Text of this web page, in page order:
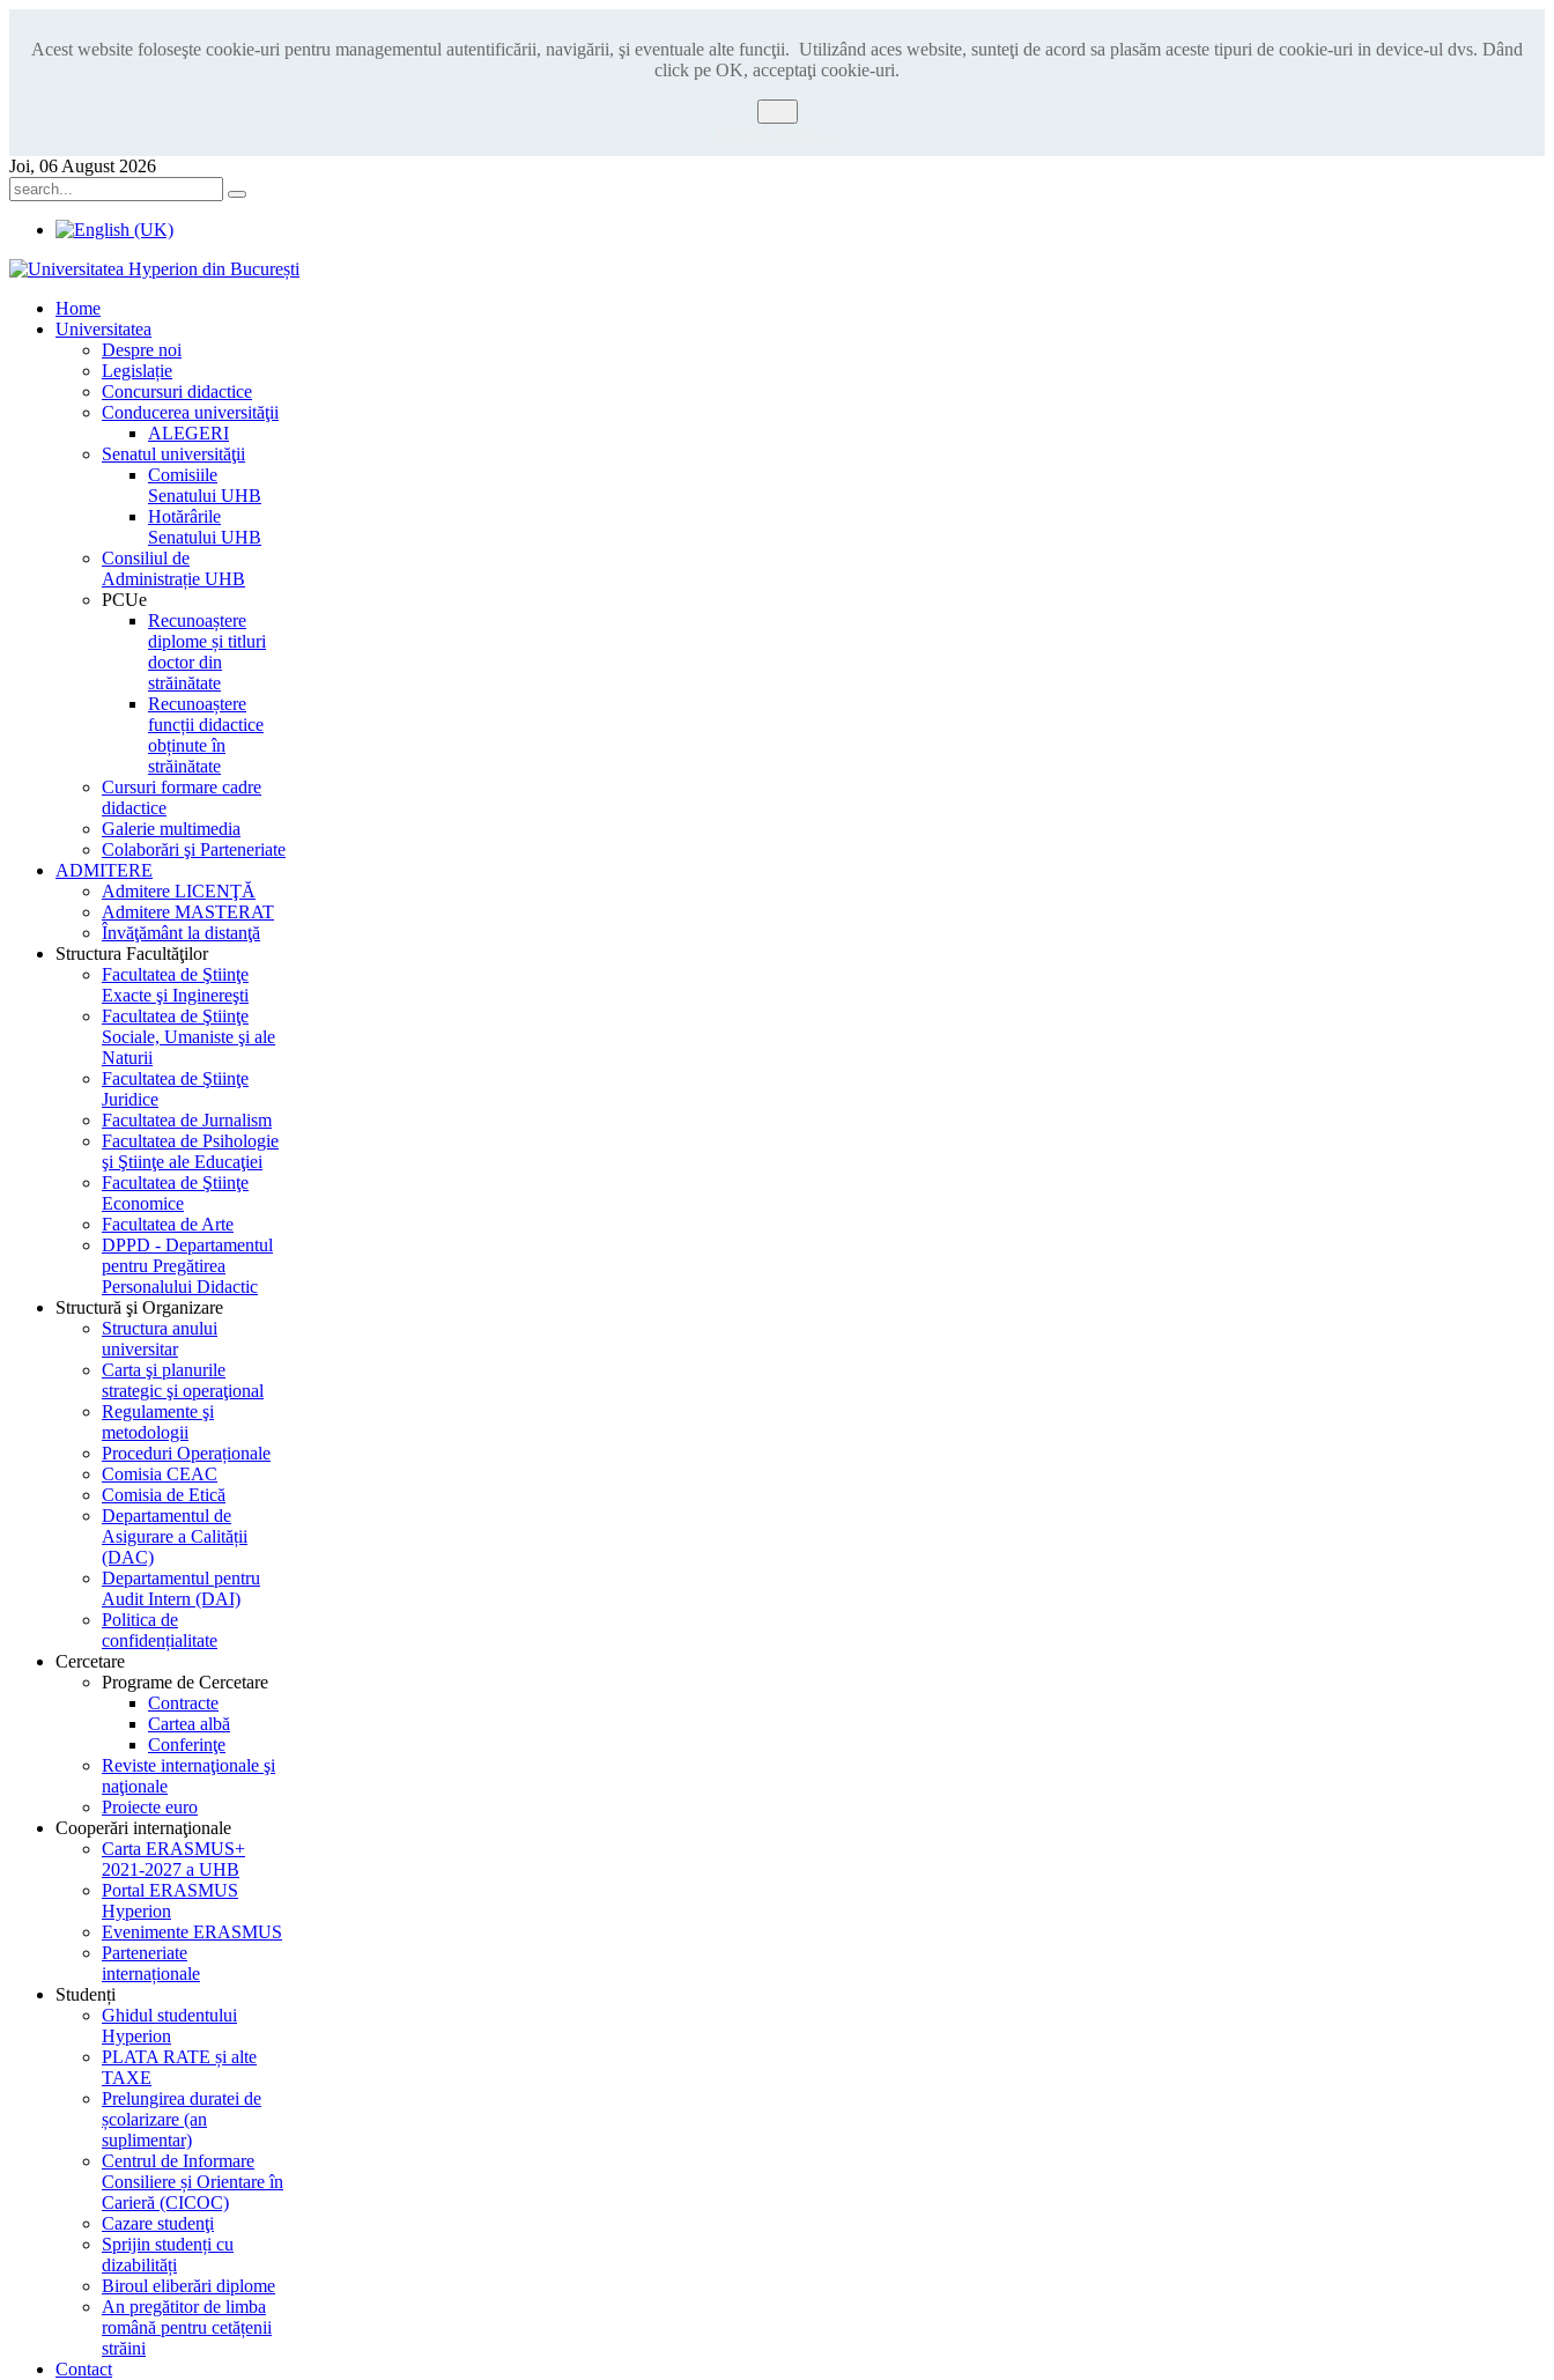
Acest website foloseşte cookie-uri pentru managementul autentificării, navigării, şi eventuale alte funcţii. Utilizând aces website, sunteţi de acord sa plasăm aceste tipuri de cookie-uri in device-ul dvs. Dând
click pe OK, acceptaţi cookie-uri.
Joi, 06 August 2026
Home
Universitatea
Despre noi
Legislație
Concursuri didactice
Conducerea universităţii
ALEGERI
Senatul universităţii
Comisiile
Senatului UHB
Hotărârile
Senatului UHB
Consiliul de
Administrație UHB
PCUe
Recunoaștere
diplome și titluri
doctor din
străinătate
Recunoaștere
funcții didactice
obținute în
străinătate
Cursuri formare cadre
didactice
Galerie multimedia
Colaborări şi Parteneriate
ADMITERE
Admitere LICENŢĂ
Admitere MASTERAT
Învăţământ la distanţă
Structura Facultăţilor
Facultatea de Ştiinţe
Exacte şi Inginereşti
Facultatea de Ştiinţe
Sociale, Umaniste şi ale
Naturii
Facultatea de Ştiinţe
Juridice
Facultatea de Jurnalism
Facultatea de Psihologie
şi Ştiinţe ale Educaţiei
Facultatea de Ştiinţe
Economice
Facultatea de Arte
DPPD - Departamentul
pentru Pregătirea
Personalului Didactic
Structură şi Organizare
Structura anului
universitar
Carta şi planurile
strategic şi operaţional
Regulamente şi
metodologii
Proceduri Operaționale
Comisia CEAC
Comisia de Etică
Departamentul de
Asigurare a Calității
(DAC)
Departamentul pentru
Audit Intern (DAI)
Politica de
confidențialitate
Cercetare
Programe de Cercetare
Contracte
Cartea albă
Conferinţe
Reviste internaţionale şi
naţionale
Proiecte euro
Cooperări internaţionale
Carta ERASMUS+
2021-2027 a UHB
Portal ERASMUS
Hyperion
Evenimente ERASMUS
Parteneriate
internaționale
Studenți
Ghidul studentului
Hyperion
PLATA RATE și alte
TAXE
Prelungirea duratei de
școlarizare (an
suplimentar)
Centrul de Informare
Consiliere și Orientare în
Carieră (CICOC)
Cazare studenţi
Sprijin studenți cu
dizabilități
Biroul eliberări diplome
An pregătitor de limba
română pentru cetățenii
străini
Contact